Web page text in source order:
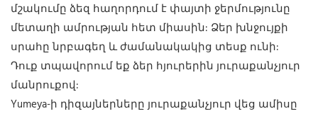
մշակումը ձեզ հաղորդում է փայտի ջերմությունը
մետաղի ամրության հետ միասին: Ձեր խնջույքի
սրահը նրբագեղ և ժամանակակից տեսք ունի:
Դուք տպավորում եք ձեր հյուրերին յուրաքանչյուր
մանրուքով:
Yumeya-ի դիզայներները յուրաքանչյուր վեց ամիսը